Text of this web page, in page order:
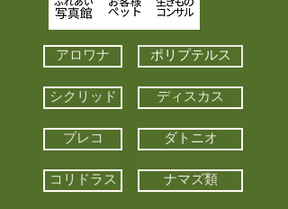
アロワナ ポリプテルス
シクリッド ディスカス
プレコ ダトニオ
コリドラス ナマズ類